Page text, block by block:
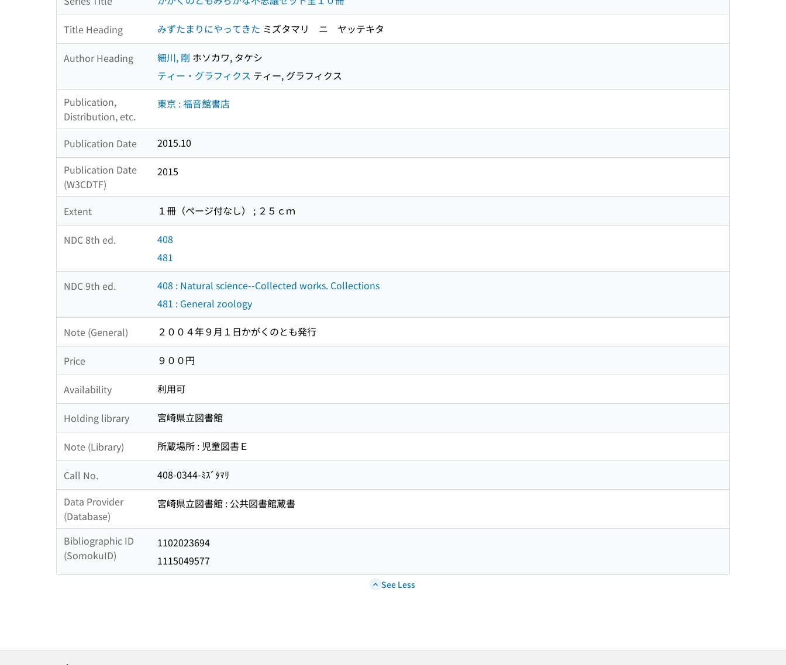
Title Heading みずたまりにやってきた ミズタマリ ニ ヤッテキタ
Author Heading 細川, 剛 ホソカワ, タケシ
ティー・グラフィクス ティー, グラフィクス
Publication,
Distribution, etc.
東京 : 福音館書店
Publication Date
2015.10
Publication Date
(W3CDTF)
2015
Extent １冊（ページ付なし） ; ２５ｃｍ
NDC 8th ed.
408
481
NDC 9th ed.
408 : Natural science--Collected works. Collections
481 : General zoology
Note (General) ２００４年９月１日かがくのとも発行
Price ９００円
Availability 利用可
Holding library 宮崎県立図書館
Note (Library) 所蔵場所 : 児童図書Ｅ
Call No.
408-0344-ﾐｽﾞﾀﾏﾘ
Data Provider
(Database)
宮崎県立図書館 : 公共図書館蔵書
Bibliographic ID
(SomokuID)
1102023694
1115049577
See Less